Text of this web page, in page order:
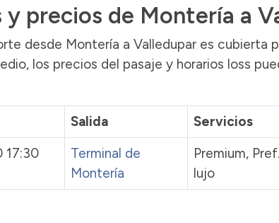
y precios de Montería a
desde Montería a Valledupar es cubierta
los precios del pasaje y horarios loss
Salida Servicios
17:30
Terminal de
Montería
Premium,
lujo